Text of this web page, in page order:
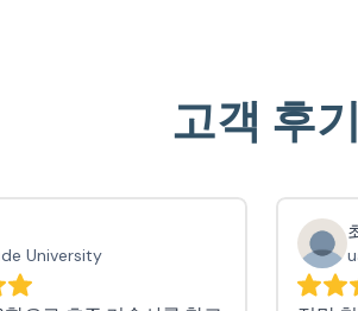
고객 후기